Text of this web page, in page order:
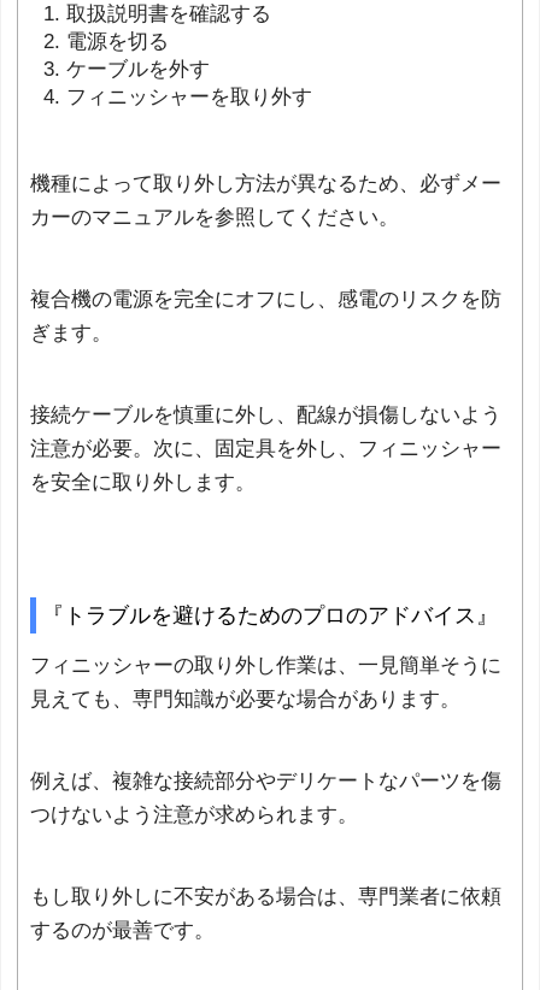
取扱説明書を確認する
電源を切る
ケーブルを外す
フィニッシャーを取り外す
機種によって取り外し方法が異なるため、必ずメー
カーのマニュアルを参照してください。
複合機の電源を完全にオフにし、感電のリスクを防
ぎます。
接続ケーブルを慎重に外し、配線が損傷しないよう
注意が必要。次に、固定具を外し、フィニッシャー
を安全に取り外します。
『トラブルを避けるためのプロのアドバイス』
フィニッシャーの取り外し作業は、一見簡単そうに
見えても、専門知識が必要な場合があります。
例えば、複雑な接続部分やデリケートなパーツを傷
つけないよう注意が求められます。
もし取り外しに不安がある場合は、専門業者に依頼
するのが最善です。